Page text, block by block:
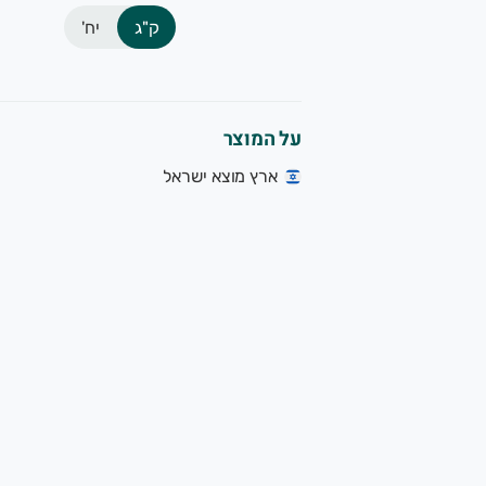
ק"ג יח'
על המוצר
ארץ מוצא ישראל